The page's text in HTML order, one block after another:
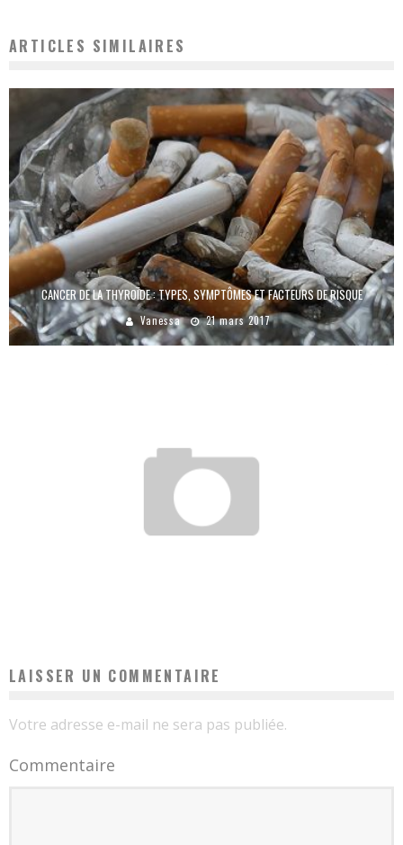
ARTICLES SIMILAIRES
CANCER DE LA THYROÏDE : TYPES, SYMPTÔMES ET FACTEURS DE RISQUE
Vanessa 21 mars 2017
LAISSER UN COMMENTAIRE
Votre adresse e-mail ne sera pas publiée.
Commentaire